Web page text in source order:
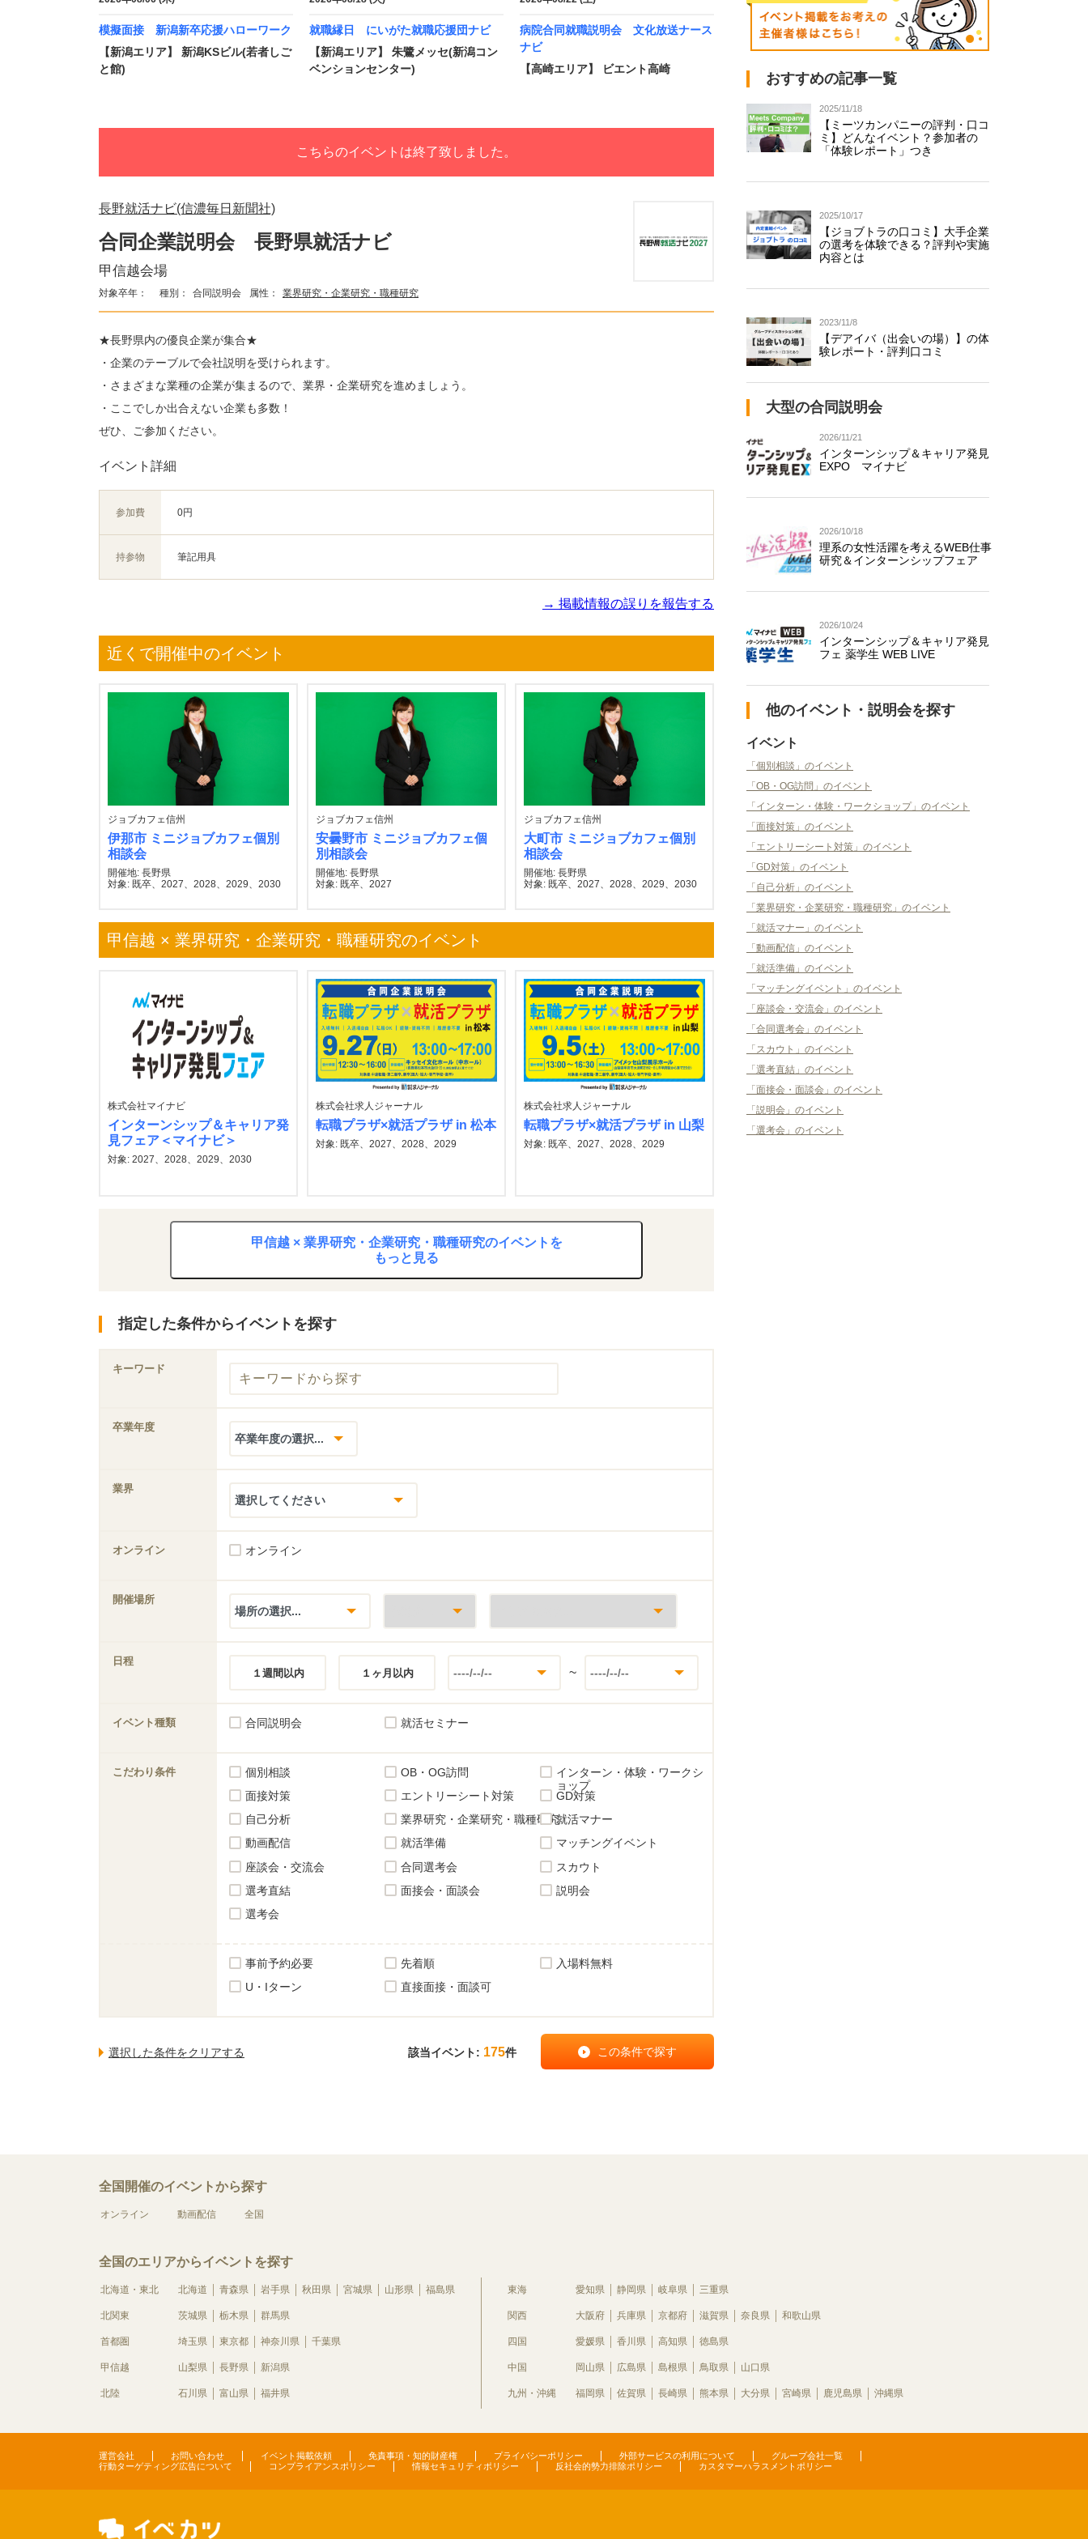
模擬面接 新潟新卒応援ハローワーク
【新潟エリア】 新潟KSビル(若者しご
と館)
就職縁日 にいがた就職応援団ナビ
【新潟エリア】 朱鷺メッセ(新潟コン
ベンションセンター)
病院合同就職説明会 文化放送ナース
ナビ
【高崎エリア】 ビエント高崎
こちらのイベントは終了致しました。
長野就活ナビ(信濃毎日新聞社)
合同企業説明会 長野県就活ナビ
甲信越会場
対象卒年： 種別： 合同説明会 属性： 業界研究・企業研究・職種研究
★長野県内の優良企業が集合★
・企業のテーブルで会社説明を受けられます。
・さまざまな業種の企業が集まるので、業界・企業研究を進めましょう。
・ここでしか出合えない企業も多数！
ぜひ、ご参加ください。
イベント詳細
参加費 0円
持参物 筆記用具
→ 掲載情報の誤りを報告する
近くで開催中のイベント
ジョブカフェ信州
伊那市 ミニジョブカフェ個別
相談会
開催地: 長野県
対象: 既卒、2027、2028、2029、2030
ジョブカフェ信州
安曇野市 ミニジョブカフェ個
別相談会
開催地: 長野県
対象: 既卒、2027
ジョブカフェ信州
大町市 ミニジョブカフェ個別
相談会
開催地: 長野県
対象: 既卒、2027、2028、2029、2030
甲信越 × 業界研究・企業研究・職種研究のイベント
株式会社マイナビ
インターンシップ＆キャリア発
見フェア＜マイナビ＞
対象: 2027、2028、2029、2030
株式会社求人ジャーナル
転職プラザ×就活プラザ in 松本
対象: 既卒、2027、2028、2029
株式会社求人ジャーナル
転職プラザ×就活プラザ in 山梨
対象: 既卒、2027、2028、2029
甲信越 × 業界研究・企業研究・職種研究のイベントを
もっと見る
指定した条件からイベントを探す
キーワード
卒業年度
業界
オンライン オンライン
開催場所
日程
１週間以内
１ヶ月以内 ~
イベント種類 合同説明会 就活セミナー
こだわり条件 個別相談 OB・OG訪問
インターン・体験・ワークシ
ョップ
面接対策
エントリーシート対策
GD対策
自己分析
業界研究・企業研究・職種研究就活マナー
動画配信
就活準備
マッチングイベント
座談会・交流会
合同選考会
スカウト
選考直結
面接会・面談会
説明会
選考会
事前予約必要 先着順
入場料無料
U・Iターン
直接面接・面談可
該当イベント: 175件
おすすめの記事一覧
2025/11/18
【ミーツカンパニーの評判・口コ
ミ】どんなイベント？参加者の
「体験レポート」つき
2025/10/17
【ジョブトラの口コミ】大手企業
の選考を体験できる？評判や実施
内容とは
2023/11/8
【デアイバ（出会いの場）】の体
験レポート・評判口コミ
大型の合同説明会
2026/11/21
インターンシップ＆キャリア発見
EXPO マイナビ
2026/10/18
理系の女性活躍を考えるWEB仕事
研究＆インターンシップフェア
2026/10/24
インターンシップ＆キャリア発見
フェ 薬学生 WEB LIVE
他のイベント・説明会を探す
イベント
「個別相談」のイベント
「OB・OG訪問」のイベント
「インターン・体験・ワークショップ」のイベント
「面接対策」のイベント
「エントリーシート対策」のイベント
「GD対策」のイベント
「自己分析」のイベント
「業界研究・企業研究・職種研究」のイベント
「就活マナー」のイベント
「動画配信」のイベント
「就活準備」のイベント
「マッチングイベント」のイベント
「座談会・交流会」のイベント
「合同選考会」のイベント
「スカウト」のイベント
「選考直結」のイベント
「面接会・面談会」のイベント
「説明会」のイベント
「選考会」のイベント
全国開催のイベントから探す
オンライン 動画配信 全国
全国のエリアからイベントを探す
北海道・東北 北海道 青森県 岩手県 秋田県 宮城県 山形県 福島県
北関東 茨城県 栃木県 群馬県
首都圏 埼玉県 東京都 神奈川県 千葉県
甲信越 山梨県 長野県 新潟県
北陸 石川県 富山県 福井県
東海 愛知県 静岡県 岐阜県 三重県
関西 大阪府 兵庫県 京都府 滋賀県 奈良県 和歌山県
四国 愛媛県 香川県 高知県 徳島県
中国 岡山県 広島県 島根県 鳥取県 山口県
九州・沖縄 福岡県 佐賀県 長崎県 熊本県 大分県 宮崎県 鹿児島県 沖縄県
運営会社 お問い合わせ イベント掲載依頼 免責事項・知的財産権 プライバシーポリシー 外部サービスの利用について
グループ会社一覧
行動ターゲティング広告について
コンプライアンスポリシー 情報セキュリティポリシー 反社会的勢力排除ポリシー カスタマーハラスメントポリシー